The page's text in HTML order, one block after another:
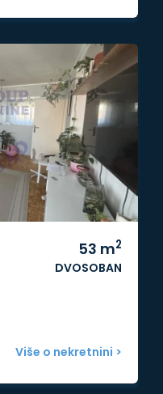
53 m2
DVOSOBAN
Više o nekretnini >